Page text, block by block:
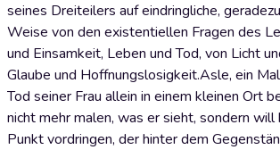
seines Dreiteilers auf eindringliche,
Weise von den existentiellen Fragen des
und Einsamkeit, Leben und Tod, von Licht
Glaube und Hoffnungslosigkeit.Asle, ein
Tod seiner Frau allein in einem kleinen Ort
nicht mehr malen, was er sieht, sondern will
Punkt vordringen, der hinter dem